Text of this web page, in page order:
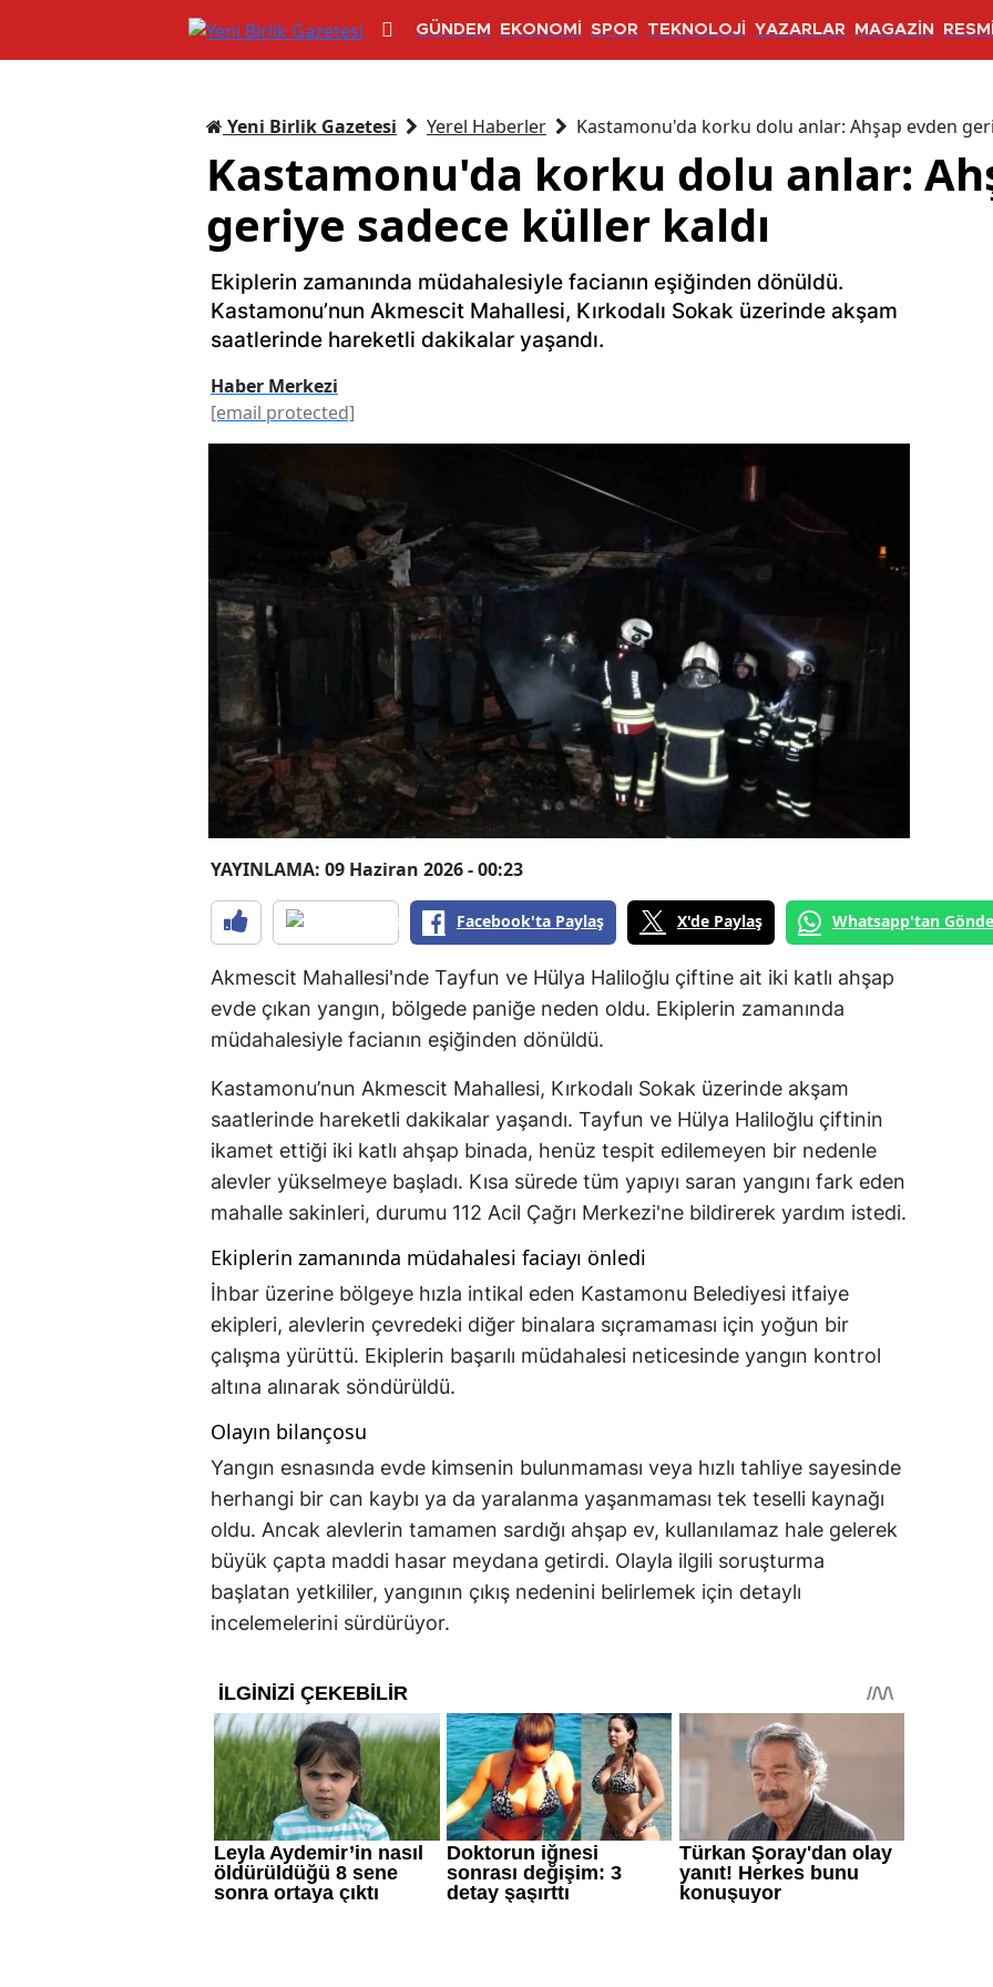
GÜNDEM EKONOMİ SPOR TEKNOLOJİ YAZARLAR MAGAZİN
Yeni Birlik Gazetesi Yerel Haberler Kastamonu'da korku dolu anlar: Ahşap evden
Kastamonu'da korku dolu anlar:
geriye sadece küller kaldı
Ekiplerin zamanında müdahalesiyle facianın eşiğinden dönüldü.
Kastamonu’nun Akmescit Mahallesi, Kırkodalı Sokak üzerinde akşam
saatlerinde hareketli dakikalar yaşandı.
Haber Merkezi
[email protected]
YAYINLAMA: 09 Haziran 2026 - 00:23
Facebook'ta Paylaş X'de Paylaş Whatsapp'tan
Akmescit Mahallesi'nde Tayfun ve Hülya Haliloğlu çiftine ait iki katlı ahşap
evde çıkan yangın, bölgede paniğe neden oldu. Ekiplerin zamanında
müdahalesiyle facianın eşiğinden dönüldü.
Kastamonu’nun Akmescit Mahallesi, Kırkodalı Sokak üzerinde akşam
saatlerinde hareketli dakikalar yaşandı. Tayfun ve Hülya Haliloğlu çiftinin
ikamet ettiği iki katlı ahşap binada, henüz tespit edilemeyen bir nedenle
alevler yükselmeye başladı. Kısa sürede tüm yapıyı saran yangını fark eden
mahalle sakinleri, durumu 112 Acil Çağrı Merkezi'ne bildirerek yardım istedi.
Ekiplerin zamanında müdahalesi faciayı önledi
İhbar üzerine bölgeye hızla intikal eden Kastamonu Belediyesi itfaiye
ekipleri, alevlerin çevredeki diğer binalara sıçramaması için yoğun bir
çalışma yürüttü. Ekiplerin başarılı müdahalesi neticesinde yangın kontrol
altına alınarak söndürüldü.
Olayın bilançosu
Yangın esnasında evde kimsenin bulunmaması veya hızlı tahliye sayesinde
herhangi bir can kaybı ya da yaralanma yaşanmaması tek teselli kaynağı
oldu. Ancak alevlerin tamamen sardığı ahşap ev, kullanılamaz hale gelerek
büyük çapta maddi hasar meydana getirdi. Olayla ilgili soruşturma
başlatan yetkililer, yangının çıkış nedenini belirlemek için detaylı
incelemelerini sürdürüyor.